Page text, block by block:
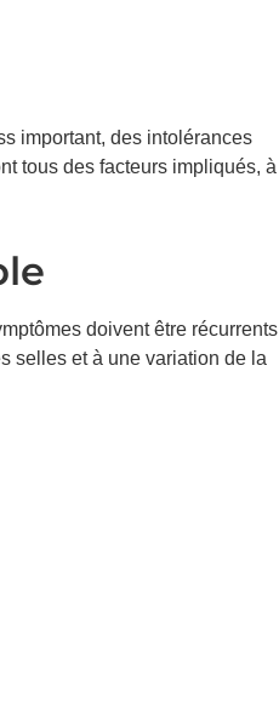
important, des intolérances
tous des facteurs impliqués, à
doivent être récurrents
selles et à une variation de la